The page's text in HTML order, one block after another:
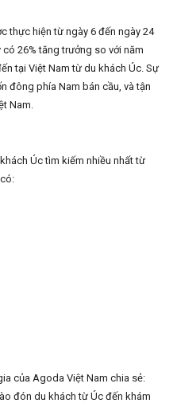
thực hiện từ ngày 6 đến ngày 24
26% tăng trưởng so với năm
tại Việt Nam từ du khách Úc. Sự
đông phía Nam bán cầu, và tận
Nam.
Úc tìm kiếm nhiều nhất từ
của Agoda Việt Nam chia sẻ:
đón du khách từ Úc đến khám